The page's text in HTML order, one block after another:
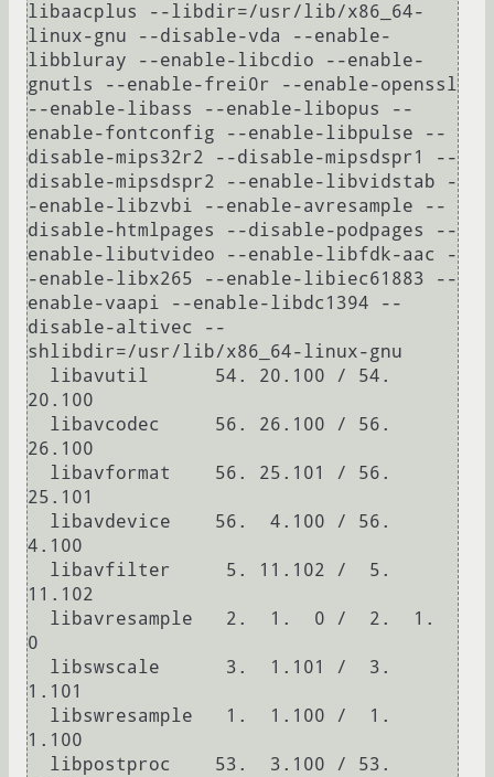
libaacplus --libdir=/usr/lib/x86_64-
linux-gnu --disable-vda --enable-
libbluray --enable-libcdio --enable-
gnutls --enable-frei0r --enable-openssl
--enable-libass --enable-libopus --
enable-fontconfig --enable-libpulse --
disable-mips32r2 --disable-mipsdspr1 --
disable-mipsdspr2 --enable-libvidstab -
-enable-libzvbi --enable-avresample --
disable-htmlpages --disable-podpages --
enable-libutvideo --enable-libfdk-aac -
-enable-libx265 --enable-libiec61883 --
enable-vaapi --enable-libdc1394 --
disable-altivec --
shlibdir=/usr/lib/x86_64-linux-gnu
20.100
26.100
25.101
4.100
11.102
0
1.101
1.100